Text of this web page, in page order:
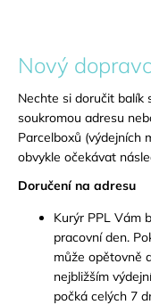
Nový
Nechte si doručit balík
soukromou adresu
Parcelboxů (výdejních
obvykle očekávat
Doručení na adresu
Kurýr PPL Vám
pracovní den.
může opětovně
nejbližším
počká celých 7